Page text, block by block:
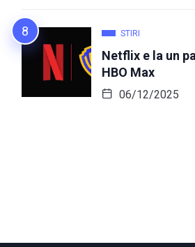
STIRI
Netflix e la un
HBO Max
06/12/2025